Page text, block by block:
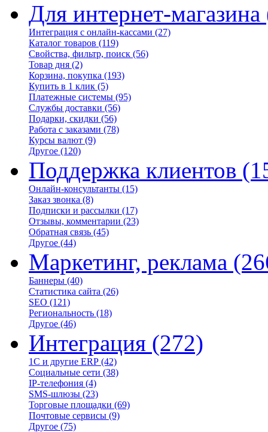
Для интернет-магазина
Интеграция с онлайн-кассами (27)
Каталог товаров (119)
Свойства, фильтр, поиск (56)
Товар дня (2)
Корзина, покупка (193)
Купить в 1 клик (5)
Платежные системы (95)
Службы доставки (56)
Подарки, скидки (56)
Работа с заказами (78)
Курсы валют (9)
Другое (120)
Поддержка клиентов
Онлайн-консультанты (15)
Заказ звонка (8)
Подписки и рассылки (17)
Отзывы, комментарии (23)
Обратная связь (45)
Другое (44)
Маркетинг, реклама
Баннеры (40)
Статистика сайта (26)
SEO (121)
Региональность (18)
Другое (46)
Интеграция (272)
1С и другие ERP (42)
Социальные сети (38)
IP-телефония (4)
SMS-шлюзы (23)
Торговые площадки (69)
Почтовые сервисы (9)
Другое (75)